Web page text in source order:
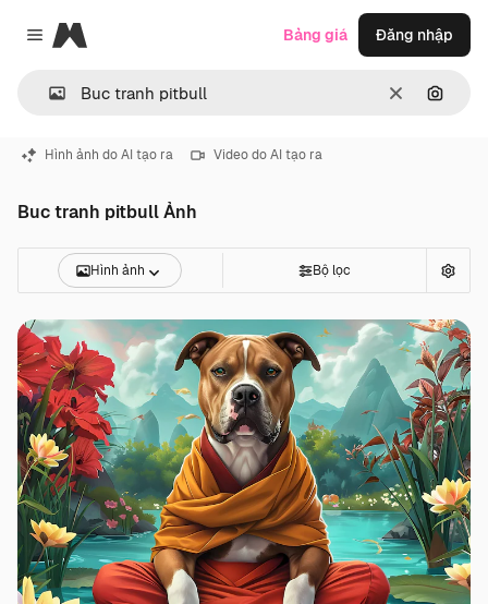
Close menu
Magnific
ThôngTìm
Bảng giá Đăng nhập
Hình ảnh do AI tạo ra Video do AI tạo ra
Buc tranh pitbull Ảnh
Hình ảnh Bộ lọc